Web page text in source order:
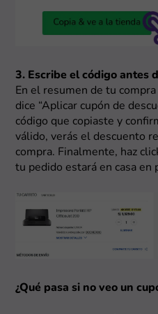
3. Escribe el código antes
En el resumen de tu
dice “Aplicar cupón de
código que copiaste y
válido, verás el descuento
compra. Finalmente, haz
tu pedido estará en casa en
¿Qué pasa si no veo un